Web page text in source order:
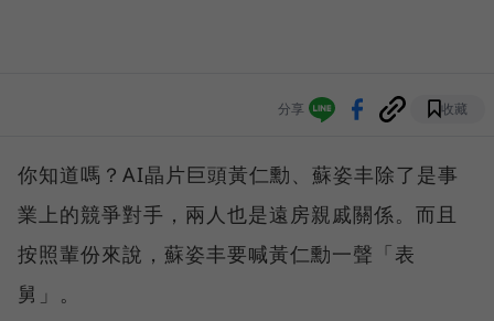
分享 收藏
你知道嗎？AI晶片巨頭黃仁勳、蘇姿丰除了是事
業上的競爭對手，兩人也是遠房親戚關係。而且
按照輩份來說，蘇姿丰要喊黃仁勳一聲「表
舅」。